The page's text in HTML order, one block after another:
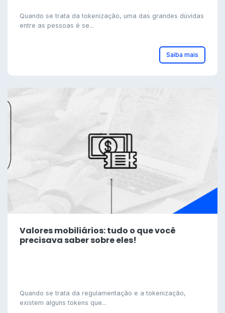
Quando se trata da tokenização, uma das grandes dúvidas
entre as pessoas é se...
Saiba mais
Valores mobiliários: tudo o que você
precisava saber sobre eles!
Quando se trata da regulamentação e a tokenização,
existem alguns tokens que...